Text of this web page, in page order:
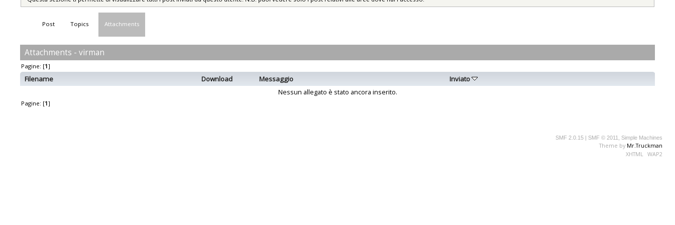
Post Topics Attachments
Attachments - virman
Pagine: [1]
Filename Download Messaggio
Inviato
Nessun allegato è stato ancora inserito.
Pagine: [1]
SMF 2.0.15 | SMF © 2011 Simple Machines
Theme by Mr.Truckman
XHTML
WAP2